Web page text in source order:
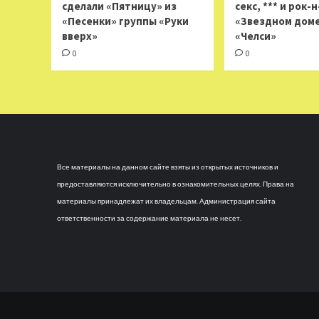
сделали «Пятницу» из
«Песенки» группы «Руки
вверх»
0
секс, *** и рок-
«Звездном
«Челси»
0
Все материалы на данном сайте взяты из открытых источников и
предоставляются исключительно в ознакомительных целях. Права на
материалы принадлежат их владельцам. Администрация сайта
ответственности за содержание материала не несет.